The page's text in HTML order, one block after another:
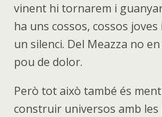
vinent hi tornarem i
ha uns cossos, cossos
un silenci. Del Meazza no
pou de dolor.
Però tot això també és
construir universos amb les